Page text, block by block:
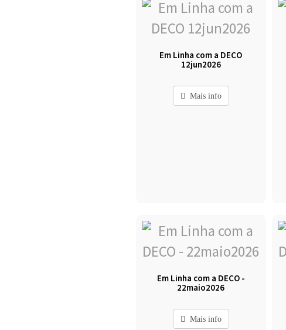
Em Linha com a DECO
12jun2026
Mais info
Em Linha com a DECO -
22maio2026
Mais info